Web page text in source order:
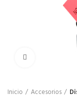
Click para
Inicio Accesorios